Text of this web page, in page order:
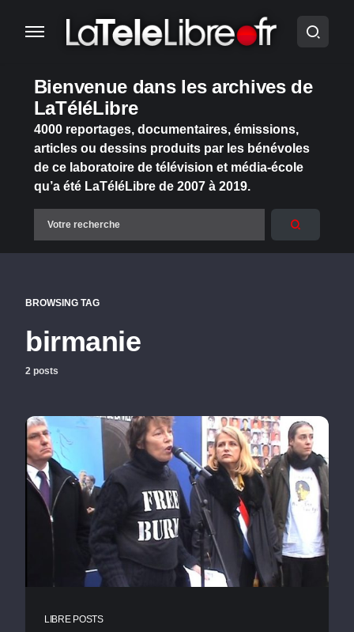
Bienvenue dans les archives de
LaTéléLibre
4000 reportages, documentaires, émissions,
articles ou dessins produits par les bénévoles
de ce laboratoire de télévision et média-école
qu’a été LaTéléLibre de 2007 à 2019.
BROWSING TAG
birmanie
2 posts
LIBRE POSTS